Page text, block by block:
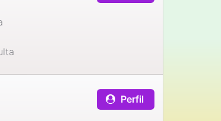
Perfil